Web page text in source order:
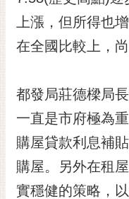
閱
RSS
訂
子
市
民
信
箱
上漲，但所得也
在全國比較上，
都發局莊德樑局
一直是市府極為
購屋貸款利息補
購屋。另外在租
實穩健的策略，